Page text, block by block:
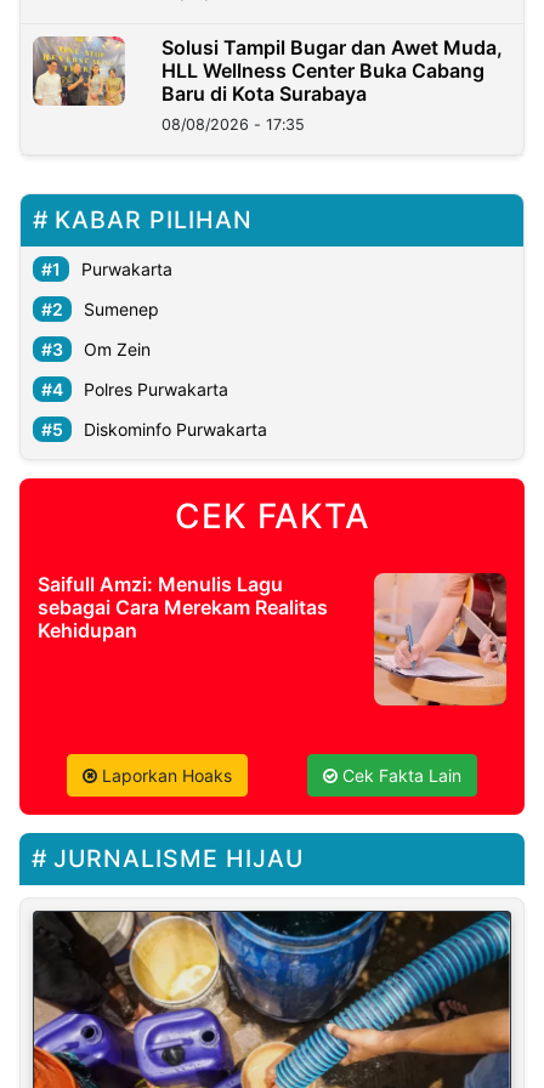
Solusi Tampil Bugar dan Awet Muda,
HLL Wellness Center Buka Cabang
Baru di Kota Surabaya
08/08/2026 - 17:35
KABAR PILIHAN
Purwakarta
Sumenep
Om Zein
Polres Purwakarta
Diskominfo Purwakarta
CEK FAKTA
Saifull Amzi: Menulis Lagu
sebagai Cara Merekam Realitas
Kehidupan
Laporkan Hoaks Cek Fakta Lain
JURNALISME HIJAU